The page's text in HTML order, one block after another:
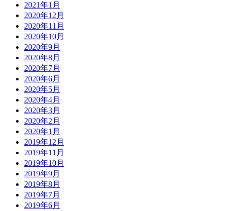
2021年1月
2020年12月
2020年11月
2020年10月
2020年9月
2020年8月
2020年7月
2020年6月
2020年5月
2020年4月
2020年3月
2020年2月
2020年1月
2019年12月
2019年11月
2019年10月
2019年9月
2019年8月
2019年7月
2019年6月